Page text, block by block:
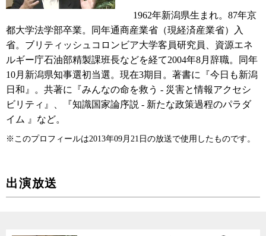
1962年新潟県生まれ。87年京
都大学法学部卒業。同年通商産業省（現経済産業省）入
省。ブリティッシュコロンビア大学客員研究員、資源エネ
ルギー庁石油部精製課班長などを経て2004年8月辞職。同年
10月新潟県知事選初当選。現在3期目。著書に『今日も新潟
日和』。共著に『みんなの命を救う - 災害と情報アクセシ
ビリティ』、『知識国家論序説 - 新たな政策過程のパラダ
イム 』など。
※このプロフィールは2013年09月21日の放送で使用したものです。
出演放送